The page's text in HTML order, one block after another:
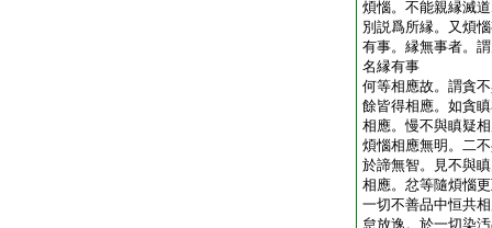
煩惱。不能親縁滅
別説爲所縁。又煩
有事。縁無事者。
名縁有事
何等相應故。謂貪
餘皆得相應。如貪
相應。慢不與瞋疑
煩惱相應無明。二
於諦無智。見不與
相應。忿等隨煩惱
一切不善品中恒共
怠放逸。於一切染